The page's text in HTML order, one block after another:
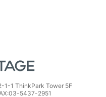
1-1 ThinkPark Tower 5F
5437-2951